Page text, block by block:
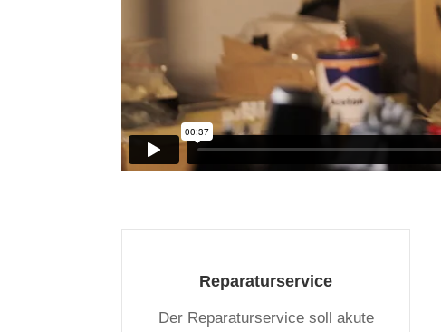
Reparaturservice
Der Reparaturservice soll akute